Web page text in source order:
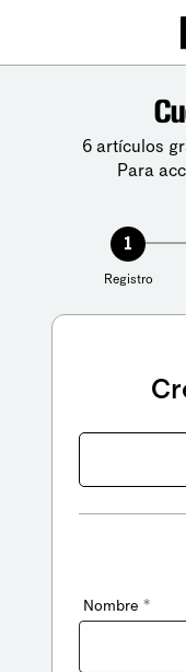
6 artículos
Para
1
Registro
Nombre *